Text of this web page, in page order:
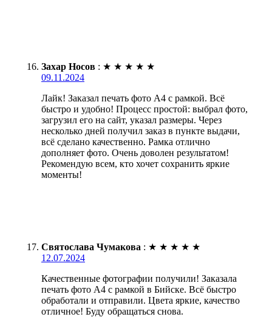
Захар Носов : ★ ★ ★ ★ ★
09.11.2024
Лайк! Заказал печать фото А4 с рамкой. Всё
быстро и удобно! Процесс простой: выбрал фото,
загрузил его на сайт, указал размеры. Через
несколько дней получил заказ в пункте выдачи,
всё сделано качественно. Рамка отлично
дополняет фото. Очень доволен результатом!
Рекомендую всем, кто хочет сохранить яркие
моменты!
Святослава Чумакова : ★ ★ ★ ★ ★
12.07.2024
Качественные фотографии получили! Заказала
печать фото А4 с рамкой в Бийске. Всё быстро
обработали и отправили. Цвета яркие, качество
отличное! Буду обращаться снова.